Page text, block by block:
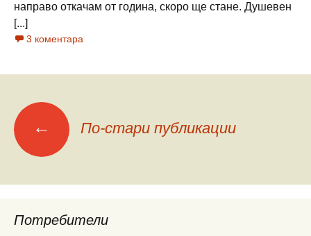
направо откачам от година, скоро ще стане. Душевен
[...]
3 коментара
Меню
на
публикациите
← По-стари публикации
Потребители